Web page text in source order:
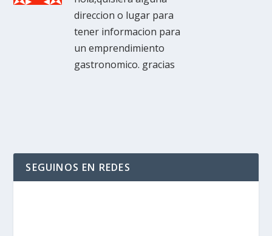
direccion o lugar para
tener informacion para
un emprendimiento
gastronomico. gracias
SEGUINOS EN REDES